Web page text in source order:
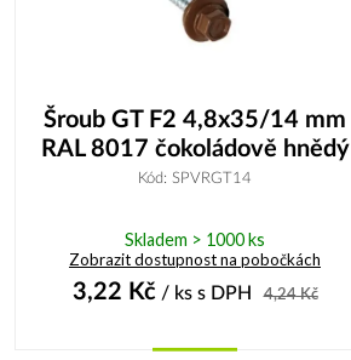
Šroub GT F2 4,8x35/14 mm
RAL 8017 čokoládově hnědý
Kód: SPVRGT14
Skladem > 1000 ks
Zobrazit dostupnost na pobočkách
3,22 Kč/ ks s DPH 4,24Kč